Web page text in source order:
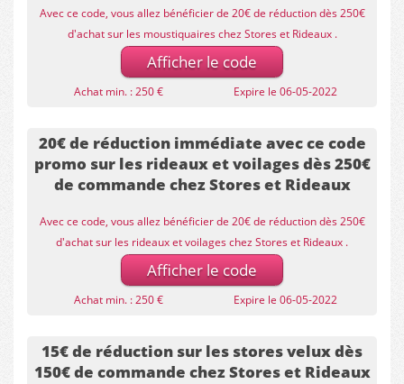
Avec ce code, vous allez bénéficier de 20€ de réduction dès 250€
d'achat sur les moustiquaires chez Stores et Rideaux .
Afficher le code
Achat min. : 250 € Expire le 06-05-2022
20€ de réduction immédiate avec ce code
promo sur les rideaux et voilages dès 250€
de commande chez Stores et Rideaux
Avec ce code, vous allez bénéficier de 20€ de réduction dès 250€
d'achat sur les rideaux et voilages chez Stores et Rideaux .
Afficher le code
Achat min. : 250 € Expire le 06-05-2022
15€ de réduction sur les stores velux dès
150€ de commande chez Stores et Rideaux